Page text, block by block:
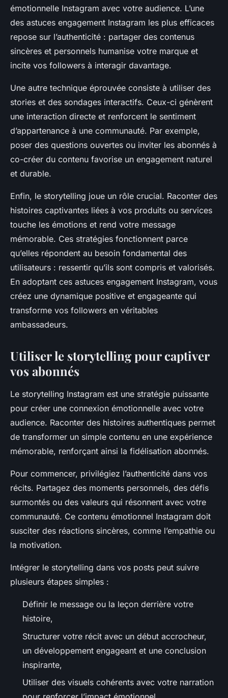
émotionnelle Instagram avec votre audience. L’une
des astuces engagement Instagram les plus efficaces
repose sur l’authenticité : partager des contenus
sincères et personnels humanise votre marque et
incite vos followers à interagir davantage.
Une autre technique éprouvée consiste à utiliser des
stories et des sondages interactifs. Ceux-ci génèrent
une interaction directe et renforcent le sentiment
d’appartenance à une communauté. Par exemple,
poser des questions ouvertes ou inviter les abonnés à
co-créer du contenu favorise un engagement naturel
et durable.
Enfin, le storytelling joue un rôle crucial. Raconter des
histoires captivantes liées à vos produits ou services
touche les émotions et rend votre message
mémorable. Ces stratégies fonctionnent parce
qu’elles répondent au besoin fondamental des
utilisateurs : ressentir qu’ils sont compris et valorisés.
En adoptant ces astuces engagement Instagram, vous
créez une dynamique positive et engageante qui
transforme vos followers en véritables
ambassadeurs.
Utiliser le storytelling pour captiver
vos abonnés
Le storytelling Instagram est une stratégie puissante
pour créer une connexion émotionnelle avec votre
audience. Raconter des histoires authentiques permet
de transformer un simple contenu en une expérience
mémorable, renforçant ainsi la fidélisation abonnés.
Pour commencer, privilégiez l’authenticité dans vos
récits. Partagez des moments personnels, des défis
surmontés ou des valeurs qui résonnent avec votre
communauté. Ce contenu émotionnel Instagram doit
susciter des réactions sincères, comme l’empathie ou
la motivation.
Intégrer le storytelling dans vos posts peut suivre
plusieurs étapes simples :
Définir le message ou la leçon derrière votre
histoire,
Structurer votre récit avec un début accrocheur,
un développement engageant et une conclusion
inspirante,
Utiliser des visuels cohérents avec votre narration